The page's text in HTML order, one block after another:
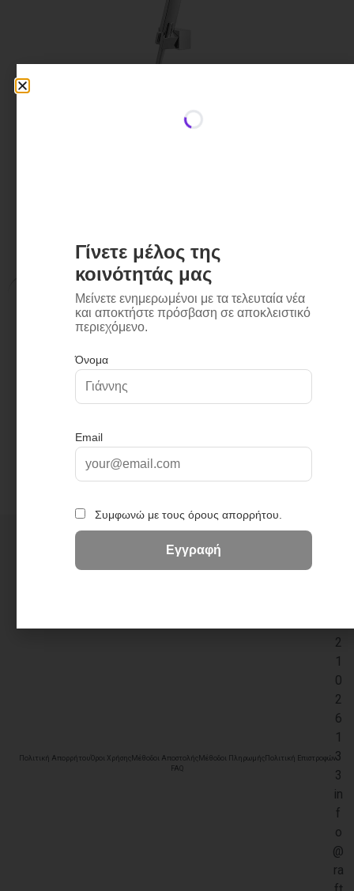
Περιγραφή Επιπλέον πληροφορίες
Περιγραφή
σύστημα εύκολης αφαίρεσης αλάτων
αερισμός της ροής του νερού έως και 50%
σπιράλ PVC 150cm
Πολιτική ΑπορρήτουΌροι Χρήσης Μέθοδοι Αποστολής Μέθοδοι Πληρωμής Πολιτική Επιστροφών
FAQ
2
1
0
2
6
1
3
3
in
f
o
@
ra